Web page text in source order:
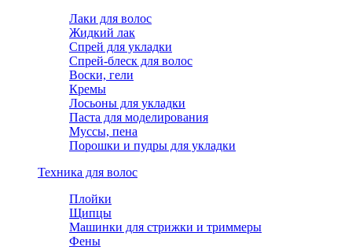
Лаки для волос
Жидкий лак
Спрей для укладки
Спрей-блеск для волос
Воски, гели
Кремы
Лосьоны для укладки
Паста для моделирования
Муссы, пена
Порошки и пудры для укладки
Техника для волос
Плойки
Щипцы
Машинки для стрижки и триммеры
Фены